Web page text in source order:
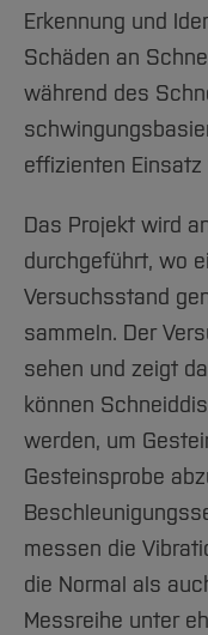
Erkennung und
Schäden an
während des
effizienten Einsatz
Das Projekt wird
durchgeführt, wo
Versuchsstand
sammeln. Der
sehen und zeigt
können
werden, um
Gesteinsprobe
messen die
die Normal als
Messreihe unter